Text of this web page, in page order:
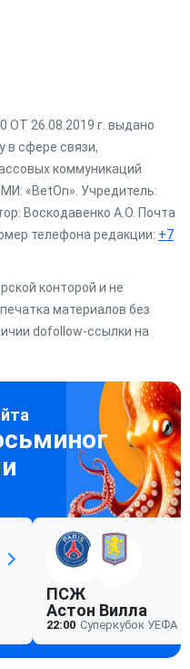
26.08.2019 г. выдано
в сфере связи,
коммуникаций
«BetOn». Учредитель:
Воскодавенко А.О. Почта
телефона редакции: +7
конторой и не
материалов без
dofollow-ссылки на
ПСЖ
Астон Вилла
22:00 Суперкубок УЕФА